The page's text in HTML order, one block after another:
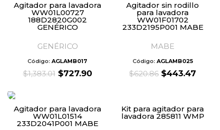
Agitador para lavadora
WW01L00727
188D2820G002
GENÉRICO
GENÉRICO
Código: AGLAMB017
$1,383.01 Original
$727.90Current
Agitador sin rodillo
para lavadora
WW01F01702
233D2195P001 MABE
MABE
Código: AGLAMB025
$620.86 Original
$443.47
Agitador para lavadora
WW01L01514
233D2041P001 MABE
Kit para agitador para
lavadora 285811 WMP